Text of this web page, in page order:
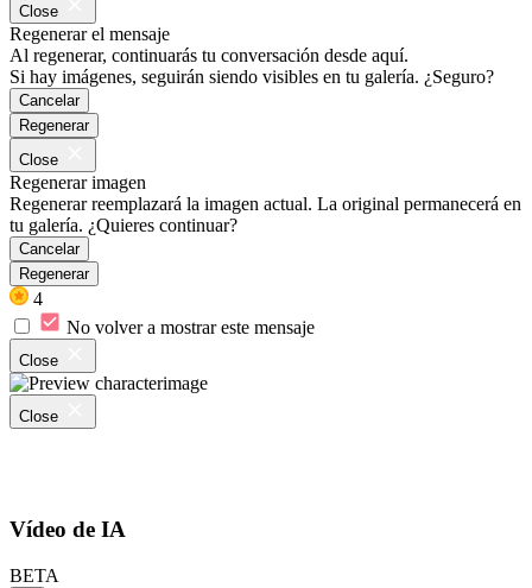
Close
Regenerar el mensaje
Al regenerar, continuarás tu conversación desde aquí.
Si hay imágenes, seguirán siendo visibles en tu galería. ¿Seguro?
Cancelar
Regenerar
Close
Regenerar imagen
Regenerar reemplazará la imagen actual. La original permanecerá en
tu galería. ¿Quieres continuar?
Cancelar
Regenerar
4
No volver a mostrar este mensaje
Close
Close
Vídeo de IA
BETA